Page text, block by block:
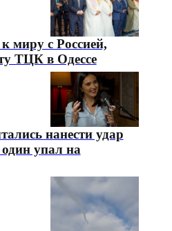
миру с Россией,
ТЦК в Одессе
нанести удар
упал на